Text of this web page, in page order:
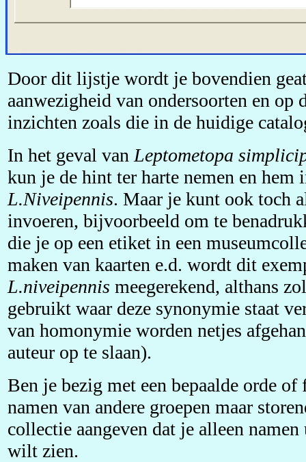
Door dit lijstje wordt je bovendien
aanwezigheid van ondersoorten en op
inzichten zoals die in de huidige
In het geval van Leptometopa
kun je de hint ter harte nemen en hem
L.Niveipennis. Maar je kunt ook toch
invoeren, bijvoorbeeld om te
die je op een etiket in een
maken van kaarten e.d. wordt dit
L.niveipennis meegerekend, althans
gebruikt waar deze synonymie staat
van homonymie worden netjes
auteur op te slaan).
Ben je bezig met een bepaalde orde
namen van andere groepen maar
collectie aangeven dat je alleen
wilt zien.